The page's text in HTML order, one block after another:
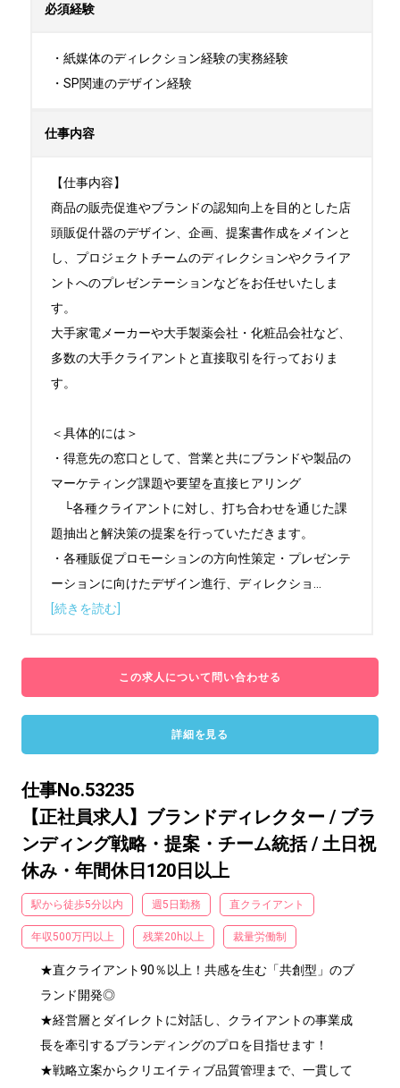
必須経験
・紙媒体のディレクション経験の実務経験
・SP関連のデザイン経験
仕事内容
【仕事内容】
商品の販売促進やブランドの認知向上を目的とした店
頭販促什器のデザイン、企画、提案書作成をメインと
し、プロジェクトチームのディレクションやクライア
ントへのプレゼンテーションなどをお任せいたしま
す。
大手家電メーカーや大手製薬会社・化粧品会社など、
多数の大手クライアントと直接取引を行っておりま
す。
＜具体的には＞
・得意先の窓口として、営業と共にブランドや製品の
マーケティング課題や要望を直接ヒアリング
└各種クライアントに対し、打ち合わせを通じた課
題抽出と解決策の提案を行っていただきます。
・各種販促プロモーションの方向性策定・プレゼンテ
ーションに向けたデザイン進行、ディレクショ
[続きを読む]
この求人について問い合わせる
詳細を見る
仕事No.53235
【正社員求人】ブランドディレクター / ブラ
ンディング戦略・提案・チーム統括 / 土日祝
休み・年間休日120日以上
駅から徒歩5分以内 週5日勤務 直クライアント
年収500万円以上 残業20h以上 裁量労働制
★直クライアント90％以上！共感を生む「共創型」のブ
ランド開発◎
★経営層とダイレクトに対話し、クライアントの事業成
長を牽引するブランディングのプロを目指せます！
★戦略立案からクリエイティブ品質管理まで、一貫して